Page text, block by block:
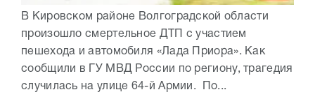
В Кировском районе Волгоградской области
произошло смертельное ДТП с участием
пешехода и автомобиля «Лада Приора». Как
сообщили в ГУ МВД России по региону, трагедия
случилась на улице 64-й Армии. По...